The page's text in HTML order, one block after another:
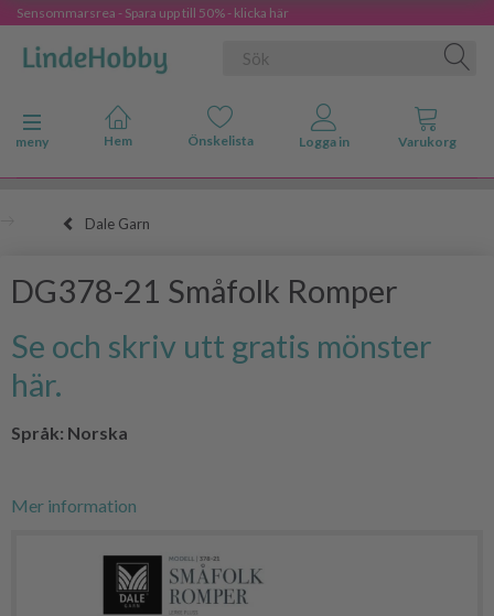
Sensommarsrea - Spara upp till 50% - klicka här
Ändra navigering
meny
Dale Garn
DG378-21 Småfolk Romper
Se och skriv utt gratis mönster
här.
Språk: Norska
Mer information